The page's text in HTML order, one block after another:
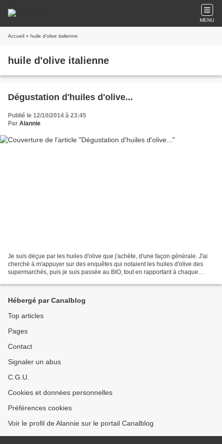
MENU
Accueil » huile d'olive italienne
huile d'olive italienne
Dégustation d'huiles d'olive...
Publié le 12/10/2014 à 23:45
Par Alannie
Je suis déçue par les huiles d'olive que j'achète, d'une façon générale. J'ai
cherché à m'appuyer sur des enquêtes qui notaient les huiles d'olive des
supermarchés, puis je suis passée au BIO, tout en rapportant à chaque
Hébergé par Canalblog
Top articles
Pages
Contact
Signaler un abus
C.G.U.
Cookies et données personnelles
Préférences cookies
Voir le profil de Alannie sur le portail Canalblog